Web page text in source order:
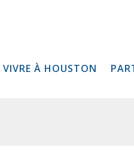
VIVRE À HOUSTON